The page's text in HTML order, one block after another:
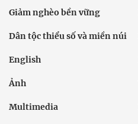
Giảm nghèo bền vững
Dân tộc thiểu số và miền núi
English
Ảnh
Multimedia